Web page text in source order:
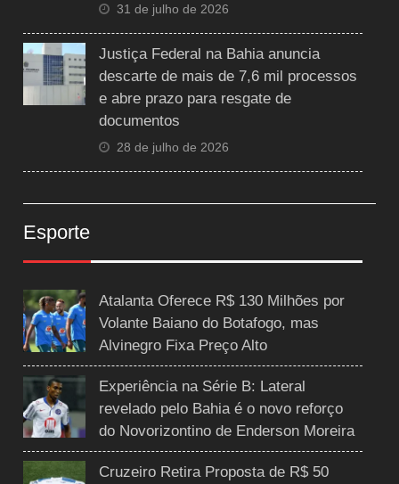
31 de julho de 2026
Justiça Federal na Bahia anuncia
descarte de mais de 7,6 mil processos
e abre prazo para resgate de
documentos
28 de julho de 2026
Esporte
Atalanta Oferece R$ 130 Milhões por
Volante Baiano do Botafogo, mas
Alvinegro Fixa Preço Alto
Experiência na Série B: Lateral
revelado pelo Bahia é o novo reforço
do Novorizontino de Enderson Moreira
Cruzeiro Retira Proposta de R$ 50